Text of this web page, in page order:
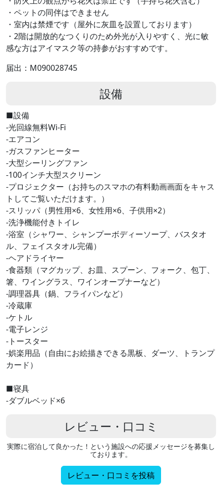
・ペットの同伴はできません
・室内は禁煙です（屋外に灰皿を設置しております）
・2階は開放的なつくりのため外光が入りやすく、光に敏
感な方はアイマスク等の持参がおすすめです。
届出：M090028745
設備
■設備
‐光回線無料Wi-Fi
‐エアコン
‐ガスファンヒーター
‐大型シーリングファン
‐100インチ大型スクリーン
‐プロジェクター（お持ちのスマホの有料動画画面をキャス
トしてご覧いただけます。）
‐スリッパ（男性用×6、女性用×6、子供用×2）
‐洗浄機能付きトイレ
‐浴室（シャワー、シャンプーボディーソープ、バスタオ
ル、フェイスタオル完備）
‐ヘアドライヤー
‐食器類（マグカップ、お皿、スプーン、フォーク、包丁、
箸、ワイングラス、ワインオープナーなど）
‐調理器具（鍋、フライパンなど）
‐冷蔵庫
‐ケトル
‐電子レンジ
‐トースター
‐娯楽用品（自由にお絵描きできる黒板、ダーツ、トランプ
カード）
■寝具
‐ダブルベッド×6
レビュー・口コミ
実際に宿泊して良かった！という施設への応援メッセージを募集し
ております。
レビュー・口コミを投稿